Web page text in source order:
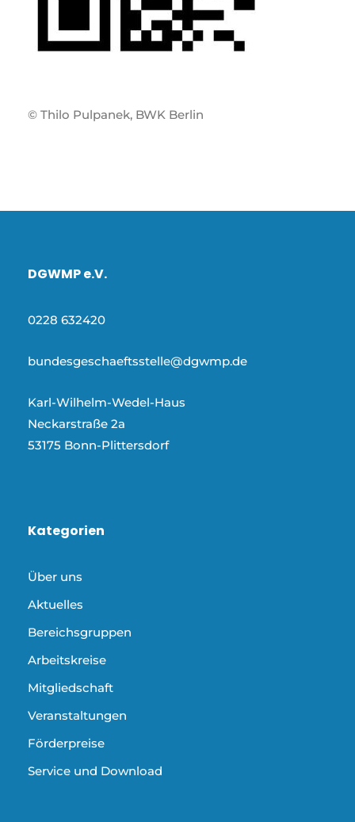
© Thilo Pulpanek, BWK Berlin
DGWMP e.V.
0228 632420
bundesgeschaeftsstelle@dgwmp.de
Karl-Wilhelm-Wedel-Haus
Neckarstraße 2a
53175 Bonn-Plittersdorf
Kategorien
Über uns
Aktuelles
Bereichsgruppen
Arbeitskreise
Mitgliedschaft
Veranstaltungen
Förderpreise
Service und Download